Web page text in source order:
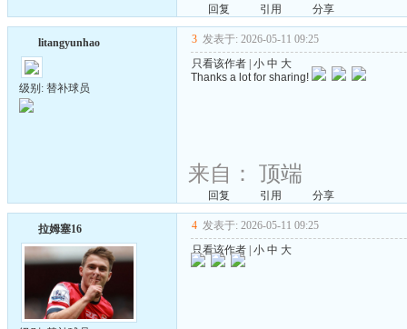
回复 引用 分享
litangyunhao
级别: 替补球员
3 发表于: 2026-05-11 09:25
只看该作者 小 中 大
Thanks a lot for sharing!
来自： 顶端
回复 引用 分享
拉姆塞16 4 发表于: 2026-05-11 09:25
只看该作者 小 中 大